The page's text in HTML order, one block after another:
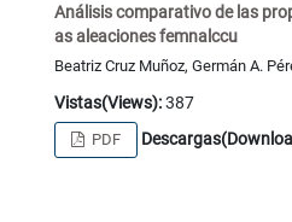
Análisis comparativo de las
as aleaciones femnalccu
Beatriz Cruz Muñoz, Germán A.
Vistas(Views):387
PDF